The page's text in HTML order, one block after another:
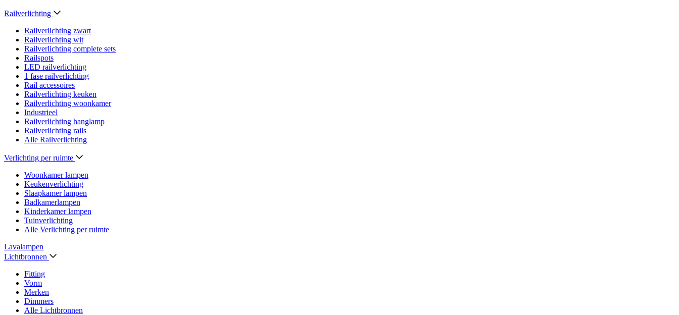
Railverlichting
Railverlichting zwart
Railverlichting wit
Railverlichting complete sets
Railspots
LED railverlichting
1 fase railverlichting
Rail accessoires
Railverlichting keuken
Railverlichting woonkamer
Industrieel
Railverlichting hanglamp
Railverlichting rails
Alle Railverlichting
Verlichting per ruimte
Woonkamer lampen
Keukenverlichting
Slaapkamer lampen
Badkamerlampen
Kinderkamer lampen
Tuinverlichting
Alle Verlichting per ruimte
Lavalampen
Lichtbronnen
Fitting
Vorm
Merken
Dimmers
Alle Lichtbronnen